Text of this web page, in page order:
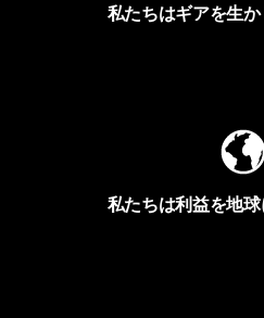
私たちはギアを生か
私たちは利益を地球